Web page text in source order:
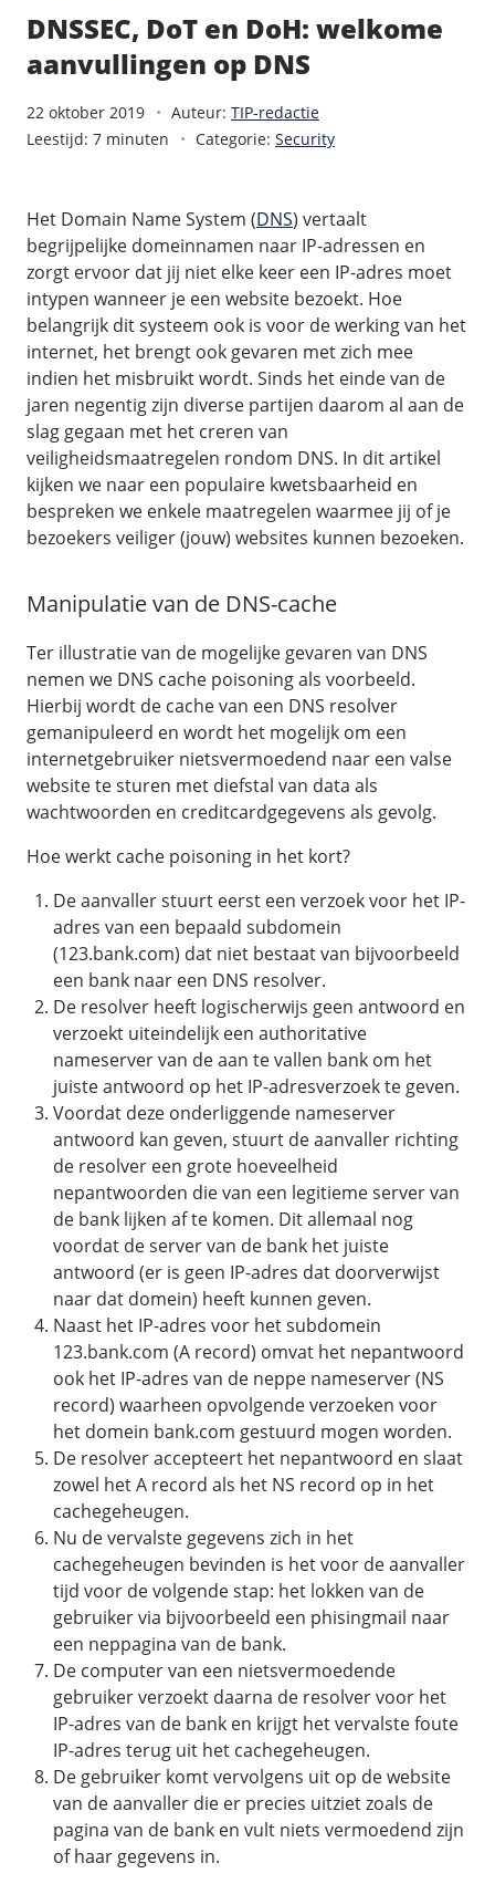
Security & Compliance
Digitale toegankelijkheid
Verhuishulp
SiteSweep
SSL
Orchestration
Software
Windows Server
Microsoft Essentials
Plesk
cPanel
DirectAdmin
OpenClaw
n8n
/Networking
HA-IP
Private Network
VPS-Firewall
/Storage
Acronis Cyber Protect
Block Storage
Snapshots
Overig
Fast Installs
Netwerk
Infrastructuur
BladeVPS
PerformanceVPS
Public Cloud
/Network
Load balancing
Dedicated IP Subnet
/Volumes
Volume storage
Volume backups
Encrypted volumes
/Other
Prijsoverzicht
Secret management
STACK - online opslag
Acronis Cyber Protect
/Add-ons
Social Media Hub
iubenda - compliancy
Billdu - facturatieapp
Patchman
/Websitebouwer
AI Site Assistant voor WordPress
/TransIP
Ons verhaal
Legal & security
/Overig
Nieuws
Blog
Webinars
Library
Vacatures
Controlepaneel
DNSSEC, DoT en DoH: welkome
aanvullingen op DNS
22 oktober 2019 Auteur: TIP-redactie
Leestijd: 7 minuten
Categorie: Security
Het Domain Name System (DNS) vertaalt
begrijpelijke domeinnamen naar IP-adressen en
zorgt ervoor dat jij niet elke keer een IP-adres moet
intypen wanneer je een website bezoekt. Hoe
belangrijk dit systeem ook is voor de werking van het
internet, het brengt ook gevaren met zich mee
indien het misbruikt wordt. Sinds het einde van de
jaren negentig zijn diverse partijen daarom al aan de
slag gegaan met het creren van
veiligheidsmaatregelen rondom DNS. In dit artikel
kijken we naar een populaire kwetsbaarheid en
bespreken we enkele maatregelen waarmee jij of je
bezoekers veiliger (jouw) websites kunnen bezoeken.
Manipulatie van de DNS-cache
Ter illustratie van de mogelijke gevaren van DNS
nemen we DNS cache poisoning als voorbeeld.
Hierbij wordt de cache van een DNS resolver
gemanipuleerd en wordt het mogelijk om een
internetgebruiker nietsvermoedend naar een valse
website te sturen met diefstal van data als
wachtwoorden en creditcardgegevens als gevolg.
Hoe werkt cache poisoning in het kort?
De aanvaller stuurt eerst een verzoek voor het IP-
adres van een bepaald subdomein
(123.bank.com) dat niet bestaat van bijvoorbeeld
een bank naar een DNS resolver.
De resolver heeft logischerwijs geen antwoord en
verzoekt uiteindelijk een authoritative
nameserver van de aan te vallen bank om het
juiste antwoord op het IP-adresverzoek te geven.
Voordat deze onderliggende nameserver
antwoord kan geven, stuurt de aanvaller richting
de resolver een grote hoeveelheid
nepantwoorden die van een legitieme server van
de bank lijken af te komen. Dit allemaal nog
voordat de server van de bank het juiste
antwoord (er is geen IP-adres dat doorverwijst
naar dat domein) heeft kunnen geven.
Naast het IP-adres voor het subdomein
123.bank.com (A record) omvat het nepantwoord
ook het IP-adres van de neppe nameserver (NS
record) waarheen opvolgende verzoeken voor
het domein bank.com gestuurd mogen worden.
De resolver accepteert het nepantwoord en slaat
zowel het A record als het NS record op in het
cachegeheugen.
Nu de vervalste gegevens zich in het
cachegeheugen bevinden is het voor de aanvaller
tijd voor de volgende stap: het lokken van de
gebruiker via bijvoorbeeld een phisingmail naar
een neppagina van de bank.
De computer van een nietsvermoedende
gebruiker verzoekt daarna de resolver voor het
IP-adres van de bank en krijgt het vervalste foute
IP-adres terug uit het cachegeheugen.
De gebruiker komt vervolgens uit op de website
van de aanvaller die er precies uitziet zoals de
pagina van de bank en vult niets vermoedend zijn
of haar gegevens in.